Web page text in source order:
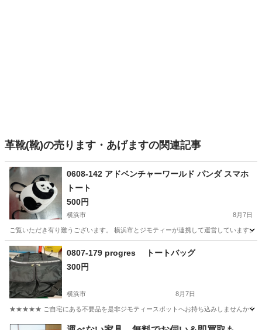
革靴(靴)の売ります・あげますの関連記事
0608-142 アドベンチャーワールド パンダ スマホ
トート
500円
横浜市 8月7日
ご覧いただき有り難うございます。 横浜市とジモティーが連携して運営していま
神奈川 横浜市 アドベンチャーワールド
0807-179 progres トートバッグ
300円
横浜市 8月7日
★★★★★ ご自宅にある不要品を是非ジモティースポットへお持ち込みしませんか？
神奈川 横浜市 バッグ 現地